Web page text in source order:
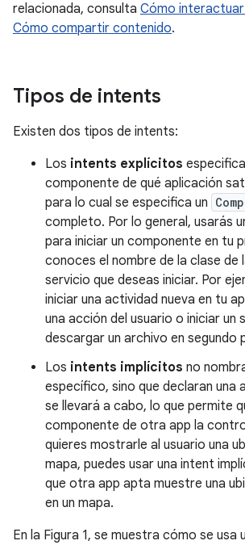
relacionada, consulta Cómo
Cómo compartir contenido.
Tipos de intents
Existen dos tipos de intents:
Los intents explícitos
componente de qué aplicación
para lo cual se especifica un
completo. Por lo general, usarás
para iniciar un componente en tu
conoces el nombre de la clase de
servicio que deseas iniciar. Por
iniciar una actividad nueva en tu
una acción del usuario o iniciar un
descargar un archivo en segundo
Los intents implícitos no
específico, sino que declaran una
se llevará a cabo, lo que permite
componente de otra app la
quieres mostrarle al usuario una
mapa, puedes usar una intent
que otra app apta muestre una
en un mapa.
En la Figura 1, se muestra cómo se usa